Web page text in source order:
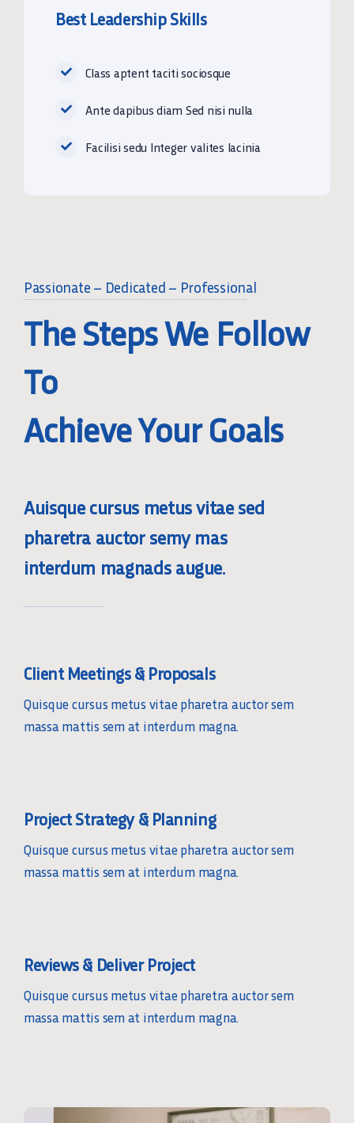
Best Leadership Skills
Class aptent taciti sociosque
Ante dapibus diam Sed nisi nulla
Facilisi sedu Integer valites lacinia
Passionate – Dedicated – Professional
The Steps We Follow
To
Achieve Your Goals
Auisque cursus metus vitae sed
pharetra auctor semy mas
interdum magnads augue.
Client Meetings & Proposals
Quisque cursus metus vitae pharetra auctor sem
massa mattis sem at interdum magna.
Project Strategy & Planning
Quisque cursus metus vitae pharetra auctor sem
massa mattis sem at interdum magna.
Reviews & Deliver Project
Quisque cursus metus vitae pharetra auctor sem
massa mattis sem at interdum magna.